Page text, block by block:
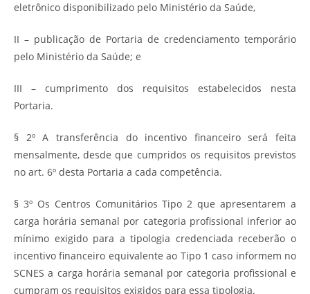
eletrônico disponibilizado pelo Ministério da Saúde,
II – publicação de Portaria de credenciamento temporário
pelo Ministério da Saúde; e
III – cumprimento dos requisitos estabelecidos nesta
Portaria.
§ 2º A transferência do incentivo financeiro será feita
mensalmente, desde que cumpridos os requisitos previstos
no art. 6º desta Portaria a cada competência.
§ 3º Os Centros Comunitários Tipo 2 que apresentarem a
carga horária semanal por categoria profissional inferior ao
mínimo exigido para a tipologia credenciada receberão o
incentivo financeiro equivalente ao Tipo 1 caso informem no
SCNES a carga horária semanal por categoria profissional e
cumpram os requisitos exigidos para essa tipologia.